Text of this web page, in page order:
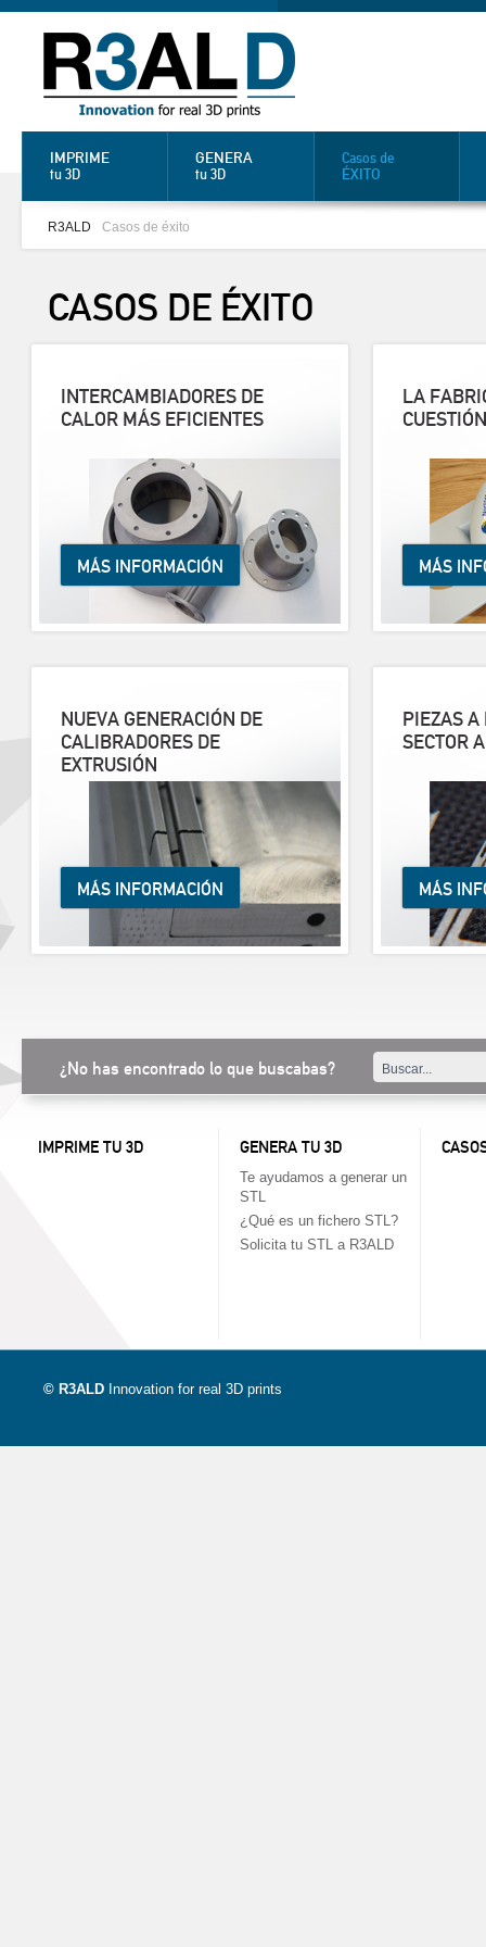
IMPRIME
tu 3D
GENERA
tu 3D
Casos de
ÉXITO
R3ALD Casos de éxito
CASOS DE ÉXITO
INTERCAMBIADORES DE
CALOR MÁS EFICIENTES
MÁS INFORMACIÓN
LA
MÁS
NUEVA GENERACIÓN DE
CALIBRADORES DE
EXTRUSIÓN
MÁS INFORMACIÓN
PIEZAS A
SECTOR
MÁS
¿No has encontrado lo que buscabas?
IMPRIME TU 3D GENERA TU 3D
Te ayudamos a generar un
STL
¿Qué es un fichero STL?
Solicita tu STL a R3ALD
© R3ALD Innovation for real 3D prints